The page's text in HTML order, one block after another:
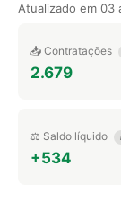
Atualizado em 03
📥 Contratações
2.679
⚖️ Saldo líquido
+534